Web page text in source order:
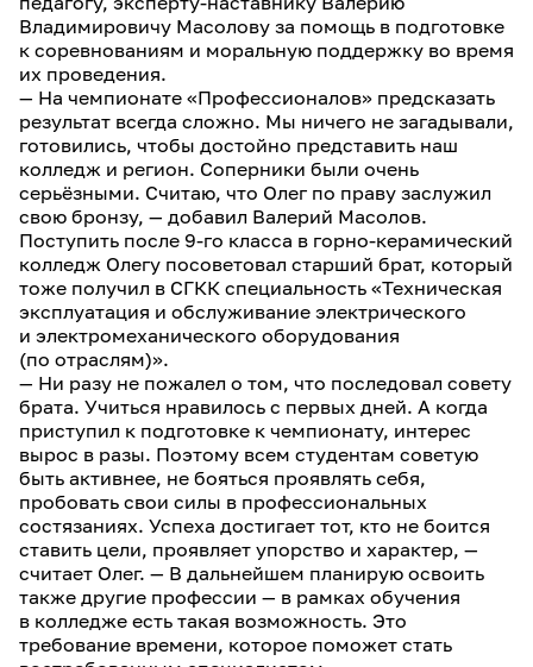
Владимировичу Масолову за помощь в подготовке
к соревнованиям и моральную поддержку во время
их проведения.
— На чемпионате «Профессионалов» предсказать
результат всегда сложно. Мы ничего не загадывали,
готовились, чтобы достойно представить наш
колледж и регион. Соперники были очень
серьёзными. Считаю, что Олег по праву заслужил
свою бронзу, — добавил Валерий Масолов.
Поступить после 9-го класса в горно-керамический
колледж Олегу посоветовал старший брат, который
тоже получил в СГКК специальность «Техническая
эксплуатация и обслуживание электрического
и электромеханического оборудования
(по отраслям)».
— Ни разу не пожалел о том, что последовал совету
брата. Учиться нравилось с первых дней. А когда
приступил к подготовке к чемпионату, интерес
вырос в разы. Поэтому всем студентам советую
быть активнее, не бояться проявлять себя,
пробовать свои силы в профессиональных
состязаниях. Успеха достигает тот, кто не боится
ставить цели, проявляет упорство и характер, —
считает Олег. — В дальнейшем планирую освоить
также другие профессии — в рамках обучения
в колледже есть такая возможность. Это
требование времени, которое поможет стать